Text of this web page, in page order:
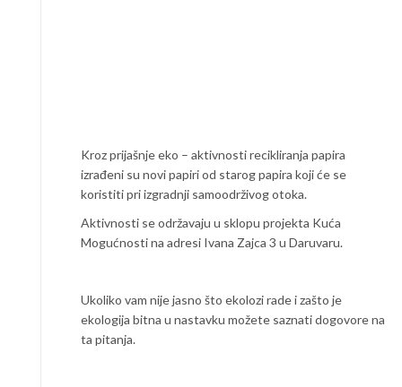
Kroz prijašnje eko – aktivnosti recikliranja papira
izrađeni su novi papiri od starog papira koji će se
koristiti pri izgradnji samoodrživog otoka.
Aktivnosti se održavaju u sklopu projekta Kuća
Mogućnosti na adresi Ivana Zajca 3 u Daruvaru.
Ukoliko vam nije jasno što ekolozi rade i zašto je
ekologija bitna u nastavku možete saznati dogovore na
ta pitanja.